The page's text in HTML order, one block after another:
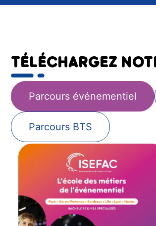
TÉLÉCHARGEZ
Parcours événementiel
Parcours BTS